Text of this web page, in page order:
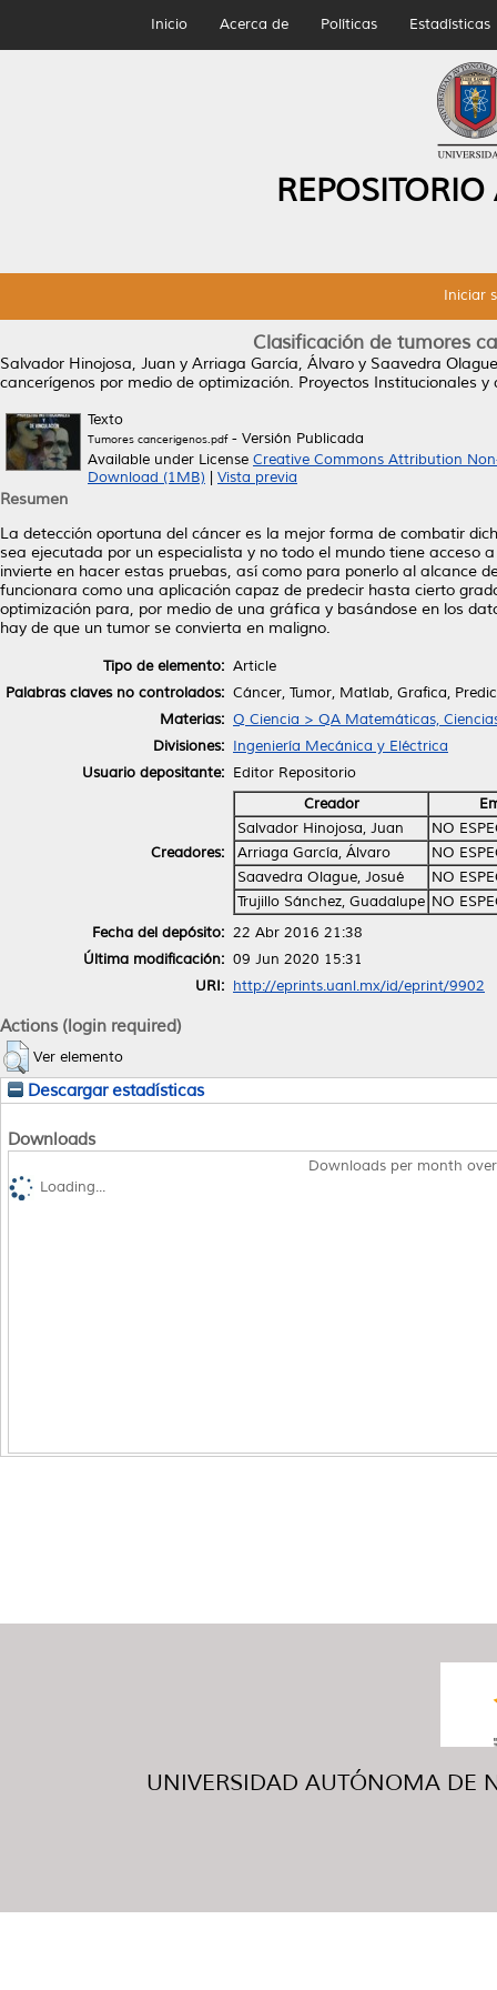
Inicio Acerca de Políticas Estadísticas
Iniciar
Clasificación de tumores
Salvador Hinojosa, Juan y Arriaga García, Álvaro y Saavedra
cancerígenos por medio de optimización. Proyectos Institucionales y
Texto
Tumores cancerigenos.pdf- Versión Publicada
Available under License Creative Commons Attribution
Download (1MB)
Vista previa
Resumen
La detección oportuna del cáncer es la mejor forma de combatir
sea ejecutada por un especialista y no todo el mundo tiene acceso
invierte en hacer estas pruebas, así como para ponerlo al alcance
funcionara como una aplicación capaz de predecir hasta cierto
optimización para, por medio de una gráfica y basándose en los
hay de que un tumor se convierta en maligno.
Tipo de elemento: Article
Palabras claves no controlados: Cáncer, Tumor, Matlab, Grafica,
Materias: Q Ciencia > QA Matemáticas,
Divisiones: Ingeniería Mecánica y Eléctrica
Usuario depositante: Editor Repositorio
Creadores:
Creador
Salvador Hinojosa, Juan
NO
Arriaga García, Álvaro
NO
Saavedra Olague, Josué
NO
Trujillo Sánchez, Guadalupe NO
Fecha del depósito: 22 Abr 2016 21:38
Última modificación: 09 Jun 2020 15:31
URI: http://eprints.uanl.mx/id/eprint/9902
Actions (login required)
Ver elemento
Descargar estadísticas
Downloads
Downloads per month
Loading...
UNIVERSIDAD AUTÓNOMA DE